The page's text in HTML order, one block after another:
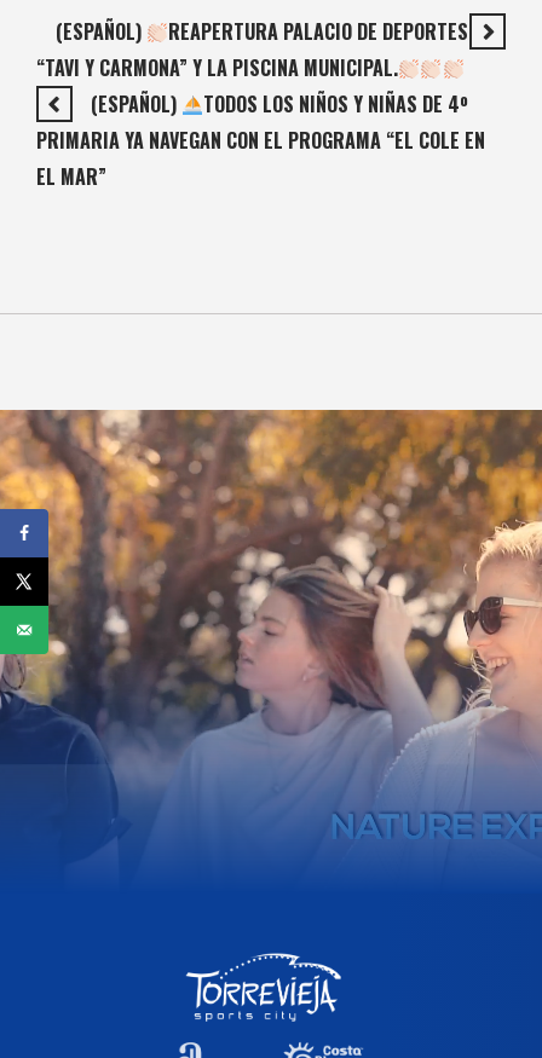
(ESPAÑOL)
REAPERTURA PALACIO DE DEPORTES
“TAVI Y CARMONA” Y LA PISCINA MUNICIPAL.
(ESPAÑOL)
TODOS LOS NIÑOS Y NIÑAS DE 4º
PRIMARIA YA NAVEGAN CON EL PROGRAMA “EL COLE EN
EL MAR”